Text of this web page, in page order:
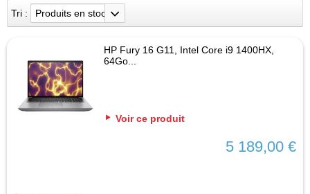
Tri : Produits en stock
HP Fury 16 G11, Intel Core i9 1400HX,
64Go...
Voir ce produit
5 189,00 €